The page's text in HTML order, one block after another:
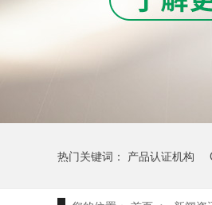
热门关键词： 产品认证机构